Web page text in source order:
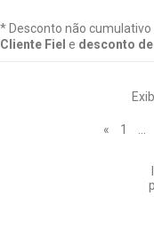
* Desconto não
Cliente Fiel e desconto
« 1